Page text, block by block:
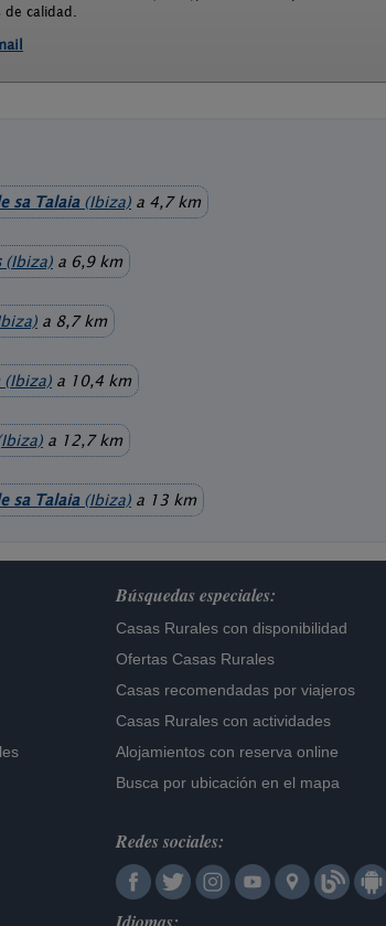
calidad.
sa Talaia(Ibiza) a 4,7 km
(Ibiza) a 6,9 km
a 8,7 km
(Ibiza) a 10,4 km
a 12,7 km
sa Talaia(Ibiza) a 13 km
Búsquedas especiales:
Casas Rurales con disponibilidad
Ofertas Casas Rurales
Casas recomendadas por viajeros
Casas Rurales con actividades
Alojamientos con reserva online
Busca por ubicación en el mapa
Redes sociales: